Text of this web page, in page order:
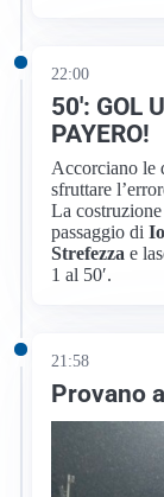
22:00
50′: GOL
PAYERO!
Accorciano le
sfruttare
La
passaggio di
Strefezza e
1 al 50′.
21:58
Provano